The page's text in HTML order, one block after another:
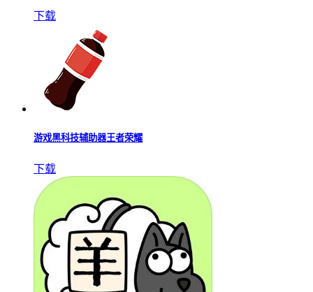
下载
游戏黑科技辅助器王者荣耀
下载